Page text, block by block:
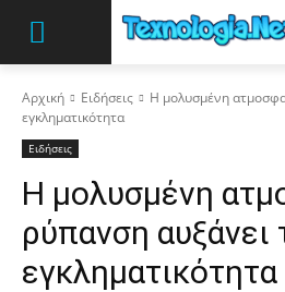
Αρχική Ειδήσεις
Η μολυσμένη
εγκληματικότητα
Ειδήσεις
Η μολυσμένη
ρύπανση αυξάνει
εγκληματικότητα